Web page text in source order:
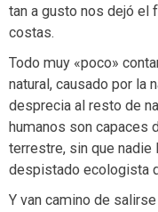
tan a gusto nos dejó el
costas.
Todo muy «poco»
natural, causado por la
desprecia al resto de
humanos son capaces
terrestre, sin que nadie
despistado ecologista
Y van camino de